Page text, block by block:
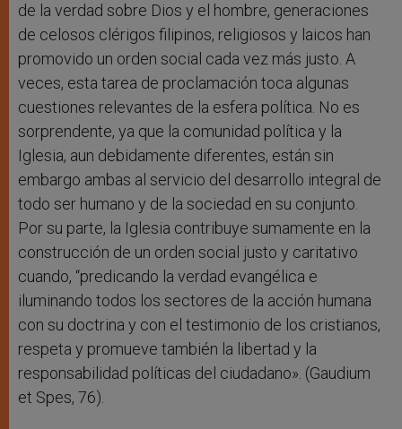
de la verdad sobre Dios y el hombre, generaciones
de celosos clérigos filipinos, religiosos y laicos han
promovido un orden social cada vez más justo. A
veces, esta tarea de proclamación toca algunas
cuestiones relevantes de la esfera política. No es
sorprendente, ya que la comunidad política y la
Iglesia, aun debidamente diferentes, están sin
embargo ambas al servicio del desarrollo integral de
todo ser humano y de la sociedad en su conjunto.
Por su parte, la Iglesia contribuye sumamente en la
construcción de un orden social justo y caritativo
cuando, “predicando la verdad evangélica e
iluminando todos los sectores de la acción humana
con su doctrina y con el testimonio de los cristianos,
respeta y promueve también la libertad y la
responsabilidad políticas del ciudadano». (Gaudium
et Spes, 76).